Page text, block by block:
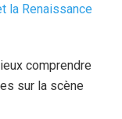
la Renaissance
comprendre
sur la scène